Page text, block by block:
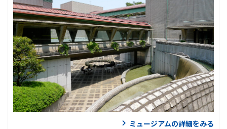
ミュージアムの詳細をみる